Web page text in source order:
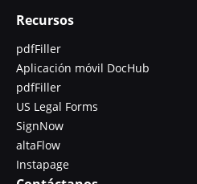
Recursos
pdfFiller
Aplicación móvil DocHub
pdfFiller
US Legal Forms
SignNow
altaFlow
Instapage